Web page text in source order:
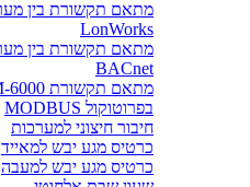
LonWorks
BACnet
בפרוטוקול MODBUS
חיבור חיצוני למערכות
כרטיס מגע יבש למאייד
כרטיס מגע יבש למעבה